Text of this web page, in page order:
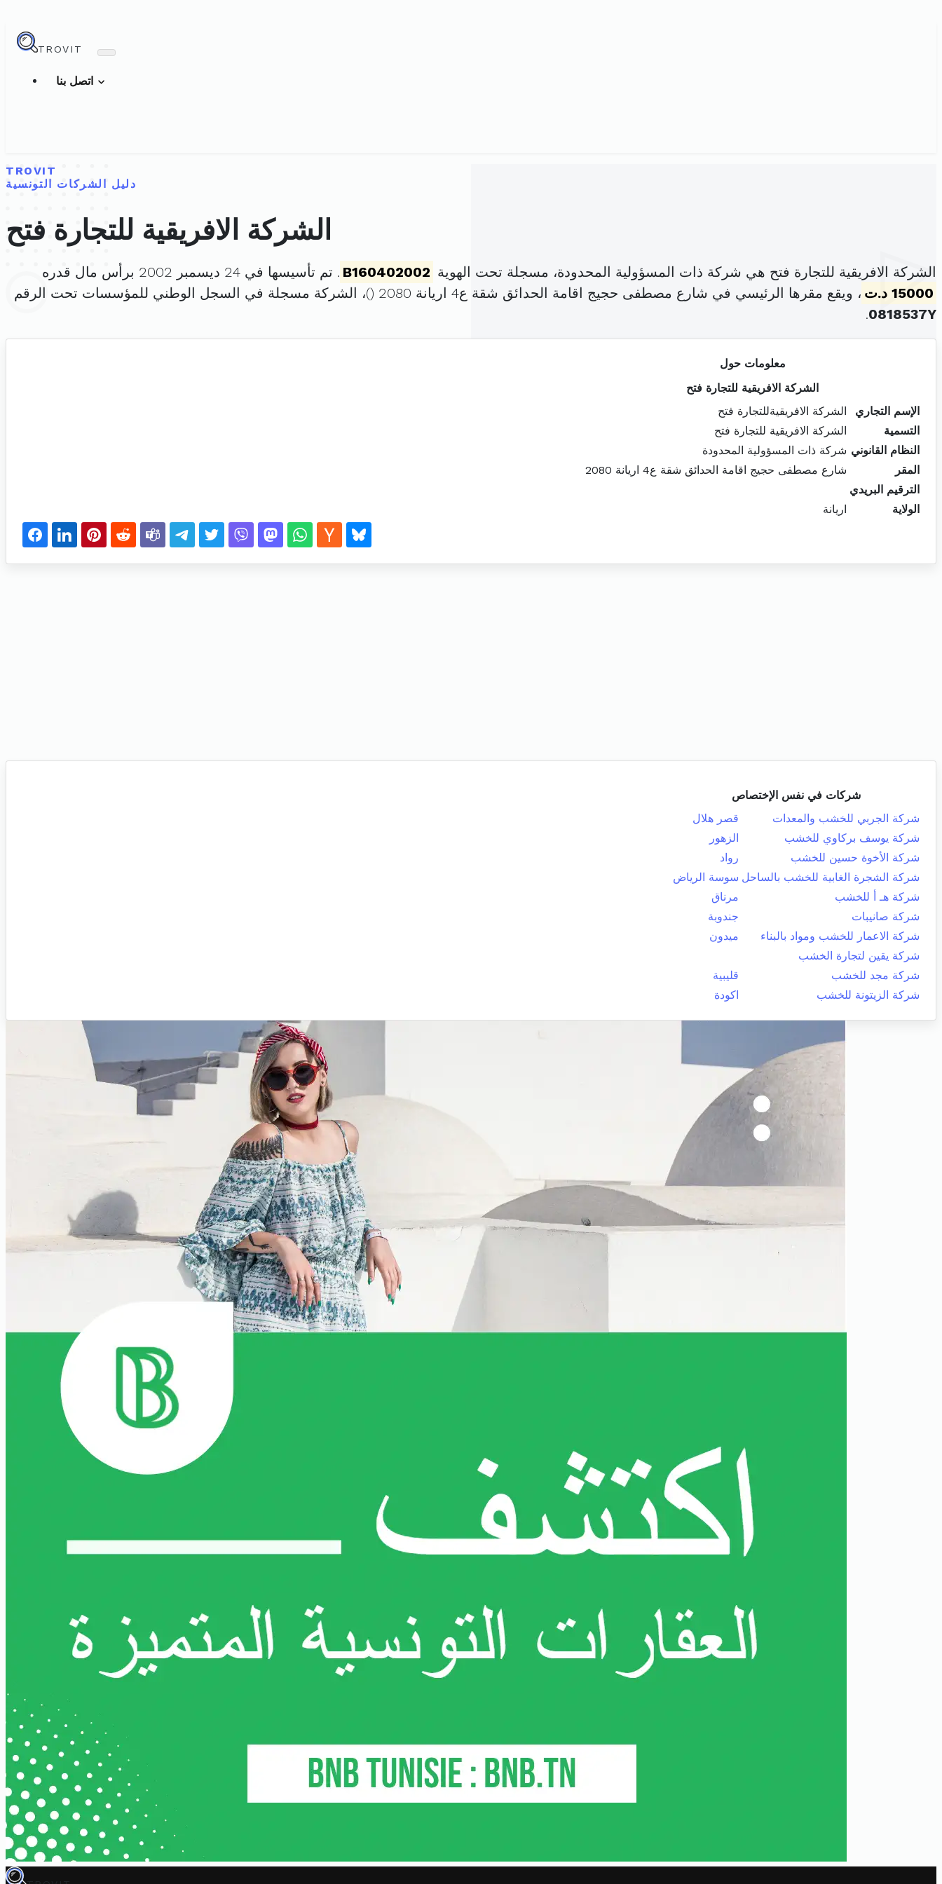
TROVIT
TROVIT
دليل الشركات التونسية
الشركة الافريقية للتجارة فتح
الشركة الافريقية للتجارة فتح هي شركة ذات المسؤولية المحدودة، مسجلة تحت الهوية B160402002 . تم تأسيسها في 24 ديسمبر 2002 برأس مال قدره
15000 د.ت
، ويقع مقرها الرئيسي في شارع مصطفى حجيج اقامة الحدائق شقة ع4 اريانة 2080 (
)، الشركة مسجلة في السجل الوطني للمؤسسات تحت الرقم
0818537Y
.
معلومات حول
الشركة الافريقية للتجارة فتح
الإسم التجاري
الشركة الافريقيةللتجارة فتح
التسمية
الشركة الافريقية للتجارة فتح
النظام القانوني شركة ذات المسؤولية المحدودة
المقر
شارع مصطفى حجيج اقامة الحدائق شقة ع4 اريانة 2080
الترقيم البريدي
الولاية
اريانة
شركات في نفس الإختصاص
شركة الجربي للخشب والمعدات
قصر هلال
شركة يوسف بركاوي للخشب
الزهور
شركة الأخوة حسين للخشب
رواد
شركة الشجرة الغابية للخشب بالساحل سوسة الرياض
شركة هـ أ للخشب
مرناق
شركة صانيبات
جندوبة
شركة الاعمار للخشب ومواد بالبناء
ميدون
شركة يقين لتجارة الخشب
شركة مجد للخشب
قليبية
شركة الزيتونة للخشب
اكودة